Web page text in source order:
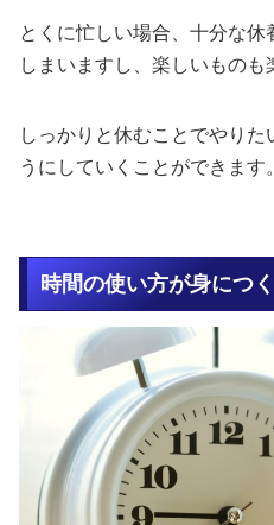
とくに忙しい場合、十分な
しまいますし、楽しいものも
しっかりと休むことでやり
うにしていくことができます。
時間の使い方が身につく